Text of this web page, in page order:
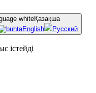
Қазақша
English Русский
істейді